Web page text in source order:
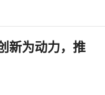
新为动力，推